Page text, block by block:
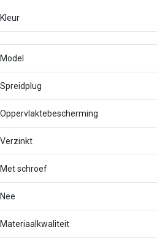
Kleur
Model
Spreidplug
Oppervlaktebescherming
Verzinkt
Met schroef
Nee
Materiaalkwaliteit